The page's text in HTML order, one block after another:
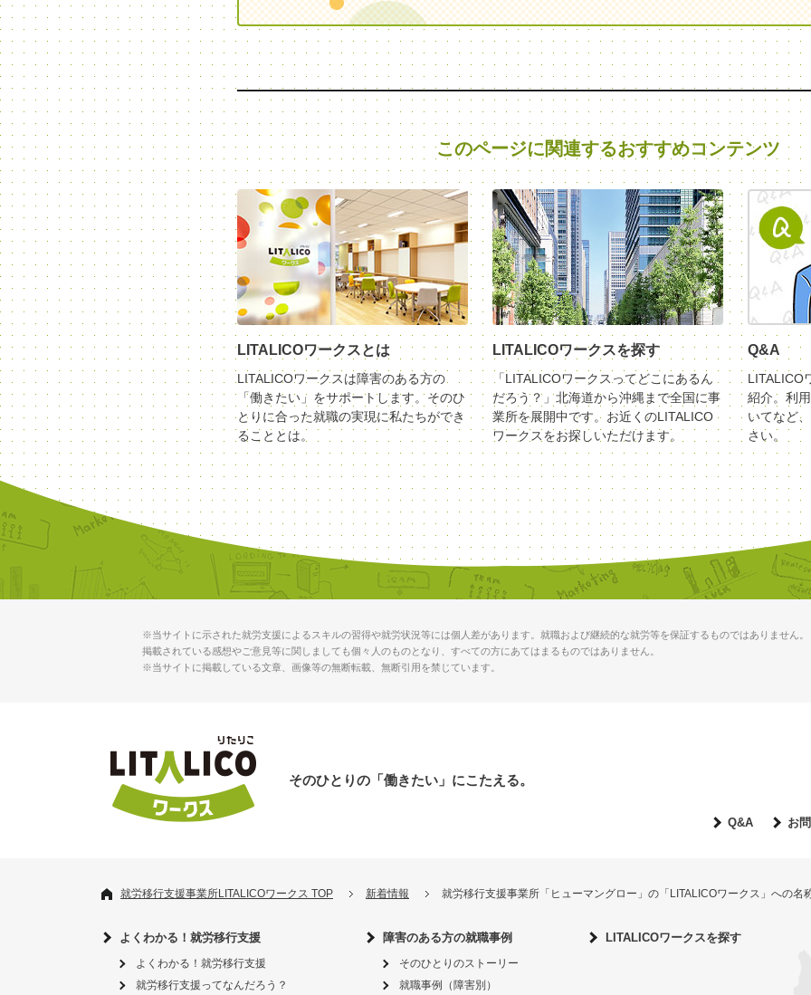
このページに関連するおすすめコンテンツ
LITALICOワークスとは
LITALICOワークスは障害のある方の
「働きたい」をサポートします。そのひ
とりに合った就職の実現に私たちができ
ることとは。
LITALICOワークスを探す
「LITALICOワークスってどこにあるん
だろう？」北海道から沖縄まで全国に事
業所を展開中です。お近くのLITALICO
ワークスをお探しいただけます。
Q&A
LITALICO
紹介。利
いてなど
さい。
※当サイトに示された就労支援によるスキルの習得や就労状況等には個人差があります。就職および継続的な就労等を保証するものではありません。
掲載されている感想やご意見等に関しましても個々人のものとなり、すべての方にあてはまるものではありません。
※当サイトに掲載している文章、画像等の無断転載、無断引用を禁じています。
そのひとりの「働きたい」にこたえる。
Q&A お
就労移行支援事業所LITALICOワークス TOP 新着情報 就労移行支援事業所「ヒューマングロー」の「LITALICOワークス」への名
よくわかる！就労移行支援
よくわかる！就労移行支援
就労移行支援ってなんだろう？
障害のある方の就職事例
そのひとりのストーリー
就職事例（障害別）
LITALICOワークスを探す